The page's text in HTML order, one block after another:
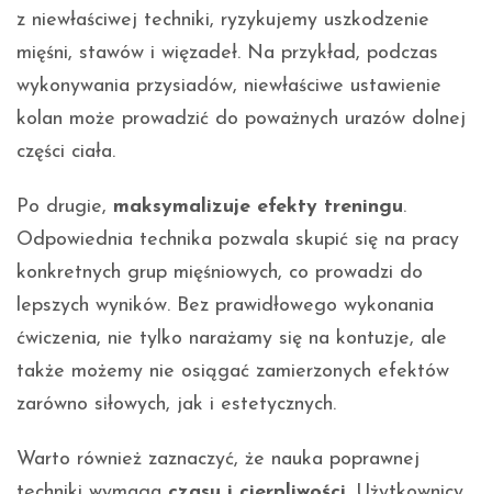
z niewłaściwej techniki, ryzykujemy uszkodzenie
mięśni, stawów i więzadeł. Na przykład, podczas
wykonywania przysiadów, niewłaściwe ustawienie
kolan może prowadzić do poważnych urazów dolnej
części ciała.
Po drugie, maksymalizuje efekty treningu.
Odpowiednia technika pozwala skupić się na pracy
konkretnych grup mięśniowych, co prowadzi do
lepszych wyników. Bez prawidłowego wykonania
ćwiczenia, nie tylko narażamy się na kontuzje, ale
także możemy nie osiągać zamierzonych efektów
zarówno siłowych, jak i estetycznych.
Warto również zaznaczyć, że nauka poprawnej